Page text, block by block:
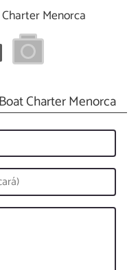
Menorca
Charter Menorca